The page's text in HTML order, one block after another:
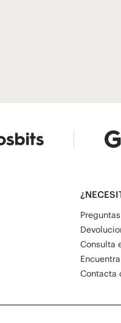
Consulta
Contacta